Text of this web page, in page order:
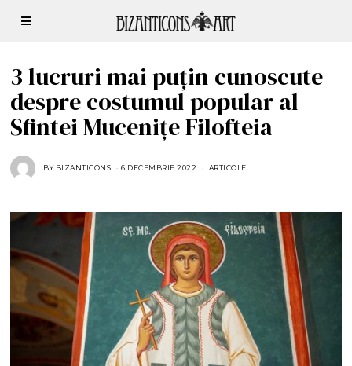
3 lucruri mai puțin cunoscute
despre costumul popular al
Sfintei Mucenițe Filofteia
BY BIZANTICONS 6 DECEMBRIE 2022
M
B
R
I
E
2
0
2
2
ARTICOLE